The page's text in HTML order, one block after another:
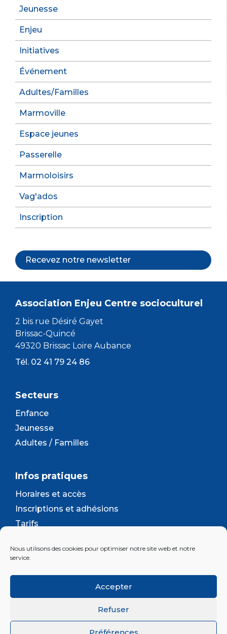
Nous utilisons des cookies pour optimiser notre site web et notre
service.
Accepter
Refuser
Préférences
Jeunesse
Enjeu
Initiatives
Événement
Adultes/Familles
Marmoville
Espace jeunes
Passerelle
Marmoloisirs
Vag'ados
Inscription
Recevez notre newsletter
Association Enjeu Centre socioculturel
2 bis rue Désiré Gayet
Brissac-Quincé
49320 Brissac Loire Aubance
Tél. 02 41 79 24 86
Secteurs
Enfance
Jeunesse
Adultes / Familles
Infos pratiques
Horaires et accès
Inscriptions et adhésions
Tarifs
Contact
Lettre d’information